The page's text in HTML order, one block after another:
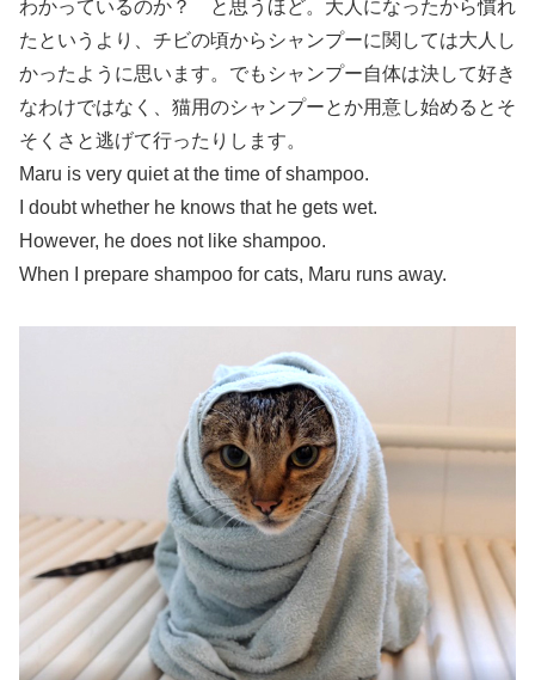
わかっているのか？ と思うほど。大人になったから慣れ
たというより、チビの頃からシャンプーに関しては大人し
かったように思います。でもシャンプー自体は決して好き
なわけではなく、猫用のシャンプーとか用意し始めるとそ
そくさと逃げて行ったりします。
Maru is very quiet at the time of shampoo.
I doubt whether he knows that he gets wet.
However, he does not like shampoo.
When I prepare shampoo for cats, Maru runs away.